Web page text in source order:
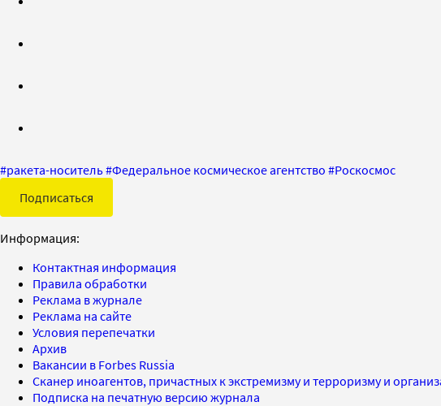
#ракета-носитель#Федеральное космическое агентство #Роскосмос
Подписаться
Информация:
Контактная информация
Правила обработки
Реклама в журнале
Реклама на сайте
Условия перепечатки
Архив
Вакансии в Forbes Russia
Сканер иноагентов, причастных к экстремизму и терроризму и
Подписка на печатную версию журнала